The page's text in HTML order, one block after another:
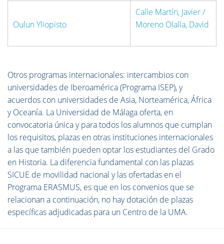
Oulun Yliopisto
Calle Martín, Javier /
Moreno Olalla, David
Otros programas internacionales: intercambios con
universidades de Iberoamérica (Programa ISEP), y
acuerdos con universidades de Asia, Norteamérica, África
y Oceanía. La Universidad de Málaga oferta, en
convocatoria única y para todos los alumnos que cumplan
los requisitos, plazas en otras instituciones internacionales
a las que también pueden optar los estudiantes del Grado
en Historia. La diferencia fundamental con las plazas
SICUE de movilidad nacional y las ofertadas en el
Programa ERASMUS, es que en los convenios que se
relacionan a continuación, no hay dotación de plazas
específicas adjudicadas para un Centro de la UMA.